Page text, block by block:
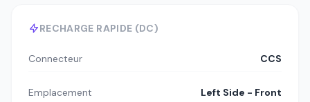
RECHARGE RAPIDE (DC)
Connecteur CCS
Emplacement Left Side - Front